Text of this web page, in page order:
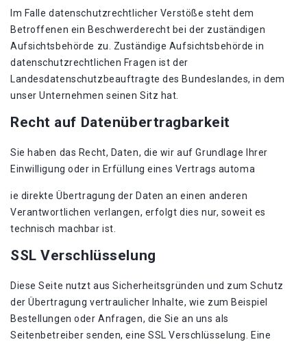
Im Falle datenschutzrechtlicher Verstöße steht dem
Betroffenen ein Beschwerderecht bei der zuständigen
Aufsichtsbehörde zu. Zuständige Aufsichtsbehörde in
datenschutzrechtlichen Fragen ist der
Landesdatenschutzbeauftragte des Bundeslandes, in dem
unser Unternehmen seinen Sitz hat.
Recht auf Datenübertragbarkeit
Sie haben das Recht, Daten, die wir auf Grundlage Ihrer
Einwilligung oder in Erfüllung eines Vertrags automa
ie direkte Übertragung der Daten an einen anderen
Verantwortlichen verlangen, erfolgt dies nur, soweit es
technisch machbar ist.
SSL Verschlüsselung
Diese Seite nutzt aus Sicherheitsgründen und zum Schutz
der Übertragung vertraulicher Inhalte, wie zum Beispiel
Bestellungen oder Anfragen, die Sie an uns als
Seitenbetreiber senden, eine SSL Verschlüsselung. Eine